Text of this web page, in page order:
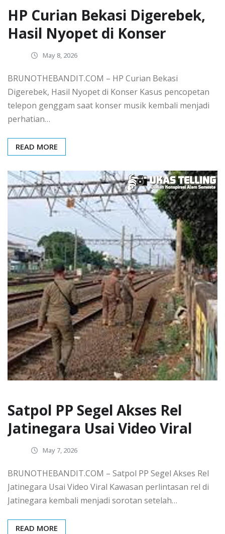
HP Curian Bekasi Digerebek,
Hasil Nyopet di Konser
May 8, 2026
BRUNOTHEBANDIT.COM – HP Curian Bekasi
Digerebek, Hasil Nyopet di Konser Kasus pencopetan
telepon genggam saat konser musik kembali menjadi
perhatian…
READ MORE
Satpol PP Segel Akses Rel
Jatinegara Usai Video Viral
May 7, 2026
BRUNOTHEBANDIT.COM – Satpol PP Segel Akses Rel
Jatinegara Usai Video Viral Kawasan perlintasan rel di
Jatinegara kembali menjadi sorotan setelah…
READ MORE